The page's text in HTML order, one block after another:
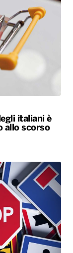
italiani è
allo scorso